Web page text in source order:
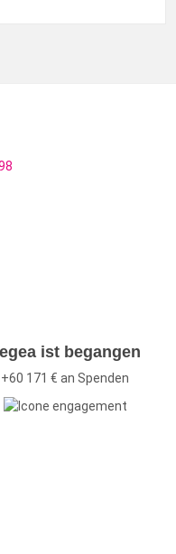
ist begangen
+60 171 € an Spenden